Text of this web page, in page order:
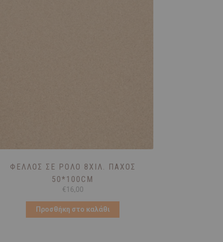
ΦΕΛΛΌΣ ΣΕ ΡΟΛΌ 8ΧΙΛ. ΠΆΧΟΣ
50*100CM
€16,00
Προσθήκη στο καλάθι